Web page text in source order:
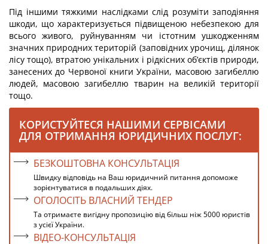
Під іншими тяжкими наслідками слід розуміти заподіяння
шкоди, що харак­теризується підвищеною небезпекою для
всього живого, руйнуванням чи істотним ушкодженням
значних природних територій (заповідних урочищ, ділянок
лісу тощо), втратою унікальних і рідкісних об’єктів природи,
занесених до Червоної книги України, масовою загибеллю
людей, масовою загибеллю тварин на великій території
тощо.
КОРИСТУЙТЕСЯ НАШИМИ СЕРВІСАМИ
ДЛЯ ОТРИМАННЯ ЮРИДИЧНИХ ПОСЛУГ:
БЕЗКОШТОВНА КОНСУЛЬТАЦІЯ
Швидку відповідь на Ваш юридичний питання допоможе
зорієнтуватися в подальших діях.
ОГОЛОСІТЬ ВЛАСНИЙ ТЕНДЕР
Та отримаєте вигідну пропозицію від більш ніж 5000 юристів
з усієї України.
ВІДЕО-КОНСУЛЬТАЦІЯ